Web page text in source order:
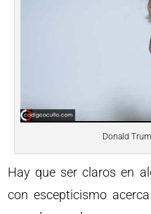
Donald
Hay que ser claros en
con escepticismo